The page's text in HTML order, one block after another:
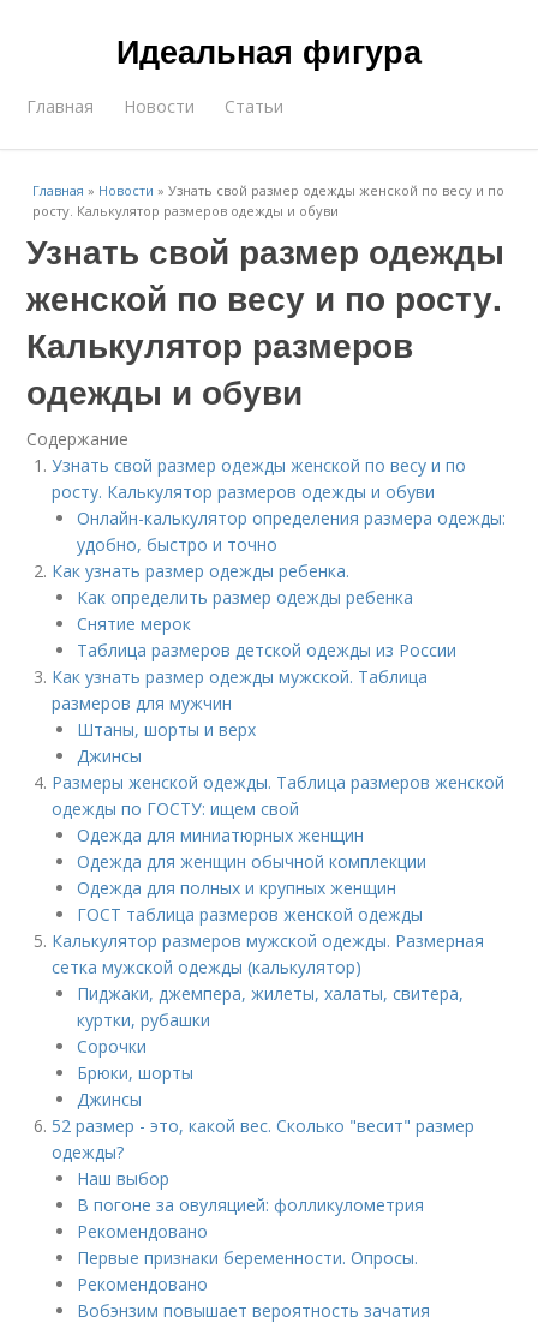
Идеальная фигура
Главная Новости Статьи
Главная » Новости »Узнать свой размер одежды женской по весу и по
росту. Калькулятор размеров одежды и обуви
Узнать свой размер одежды
женской по весу и по росту.
Калькулятор размеров
одежды и обуви
Содержание
Узнать свой размер одежды женской по весу и по
росту. Калькулятор размеров одежды и обуви
Онлайн-калькулятор определения размера одежды:
удобно, быстро и точно
Как узнать размер одежды ребенка.
Как определить размер одежды ребенка
Снятие мерок
Таблица размеров детской одежды из России
Как узнать размер одежды мужской. Таблица
размеров для мужчин
Штаны, шорты и верх
Джинсы
Размеры женской одежды. Таблица размеров женской
одежды по ГОСТУ: ищем свой
Одежда для миниатюрных женщин
Одежда для женщин обычной комплекции
Одежда для полных и крупных женщин
ГОСТ таблица размеров женской одежды
Калькулятор размеров мужской одежды. Размерная
сетка мужской одежды (калькулятор)
Пиджаки, джемпера, жилеты, халаты, свитера,
куртки, рубашки
Сорочки
Брюки, шорты
Джинсы
52 размер - это, какой вес. Сколько "весит" размер
одежды?
Наш выбор
В погоне за овуляцией: фолликулометрия
Рекомендовано
Первые признаки беременности. Опросы.
Рекомендовано
Вобэнзим повышает вероятность зачатия